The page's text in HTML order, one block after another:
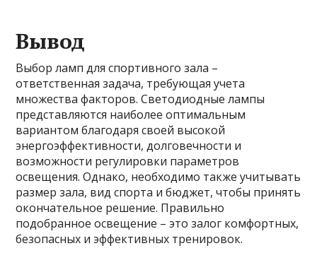
Вывод
Выбор ламп для спортивного зала –
ответственная задача, требующая учета
множества факторов. Светодиодные лампы
представляются наиболее оптимальным
вариантом благодаря своей высокой
энергоэффективности, долговечности и
возможности регулировки параметров
освещения. Однако, необходимо также учитывать
размер зала, вид спорта и бюджет, чтобы принять
окончательное решение. Правильно
подобранное освещение – это залог комфортных,
безопасных и эффективных тренировок.